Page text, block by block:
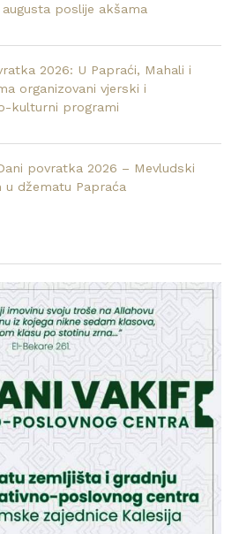
poslije akšama
2026: U Papraći, Mahali i
organizovani vjerski i
kulturni programi
povratka 2026 – Mevludski
u džematu Papraća